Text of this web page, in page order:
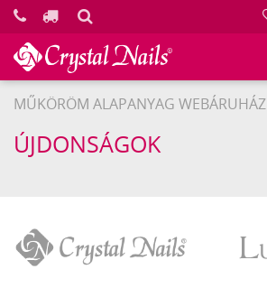
MŰKÖRÖM ALAPANYAG WEBÁRUHÁZ
ÚJDONSÁGOK